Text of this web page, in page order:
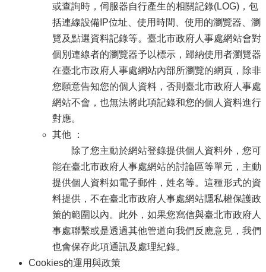
或查詢時，伺服器自行產生的相關記錄(LOG)，包
括連線設備IP位址、使用時間、使用的瀏覽器、瀏
覽及點選資料記錄等。臺北市政府人事處網站會對
個別連線者的瀏覽器予以標示，歸納使用者瀏覽器
在臺北市政府人事處網站內部所瀏覽的網頁，除非
您願意告知您的個人資料，否則臺北市政府人事處
網站不會，也無法將此項記錄和您的個人資料進行
對應。
其他 ：
除了您主動於網站登錄提供個人資料外，您可
能在臺北市政府人事處網站的討論區等單元，主動
提供個人資料如電子郵件，姓名等。這種形式的資
料提供，不在臺北市政府人事處網站隱私權保護政
策的範圍以內。此外，如果您寫信與臺北市政府人
事處聯繫或是透過其他管道向我們反應意見，我們
也會保存此項通訊及處理紀錄。
Cookies的運用與政策